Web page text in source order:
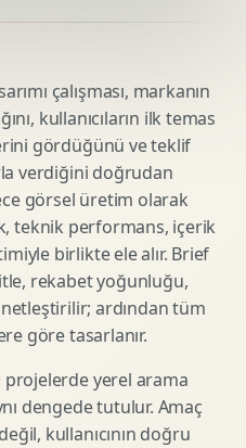
çalışması, markanın
kullanıcıların ilk temas
gördüğünü ve teklif
verdiğini doğrudan
görsel üretim olarak
teknik performans, içerik
birlikte ele alır. Brief
rekabet yoğunluğu,
ardından tüm
göre tasarlanır.
projelerde yerel arama
dengede tutulur. Amaç
kullanıcının doğru